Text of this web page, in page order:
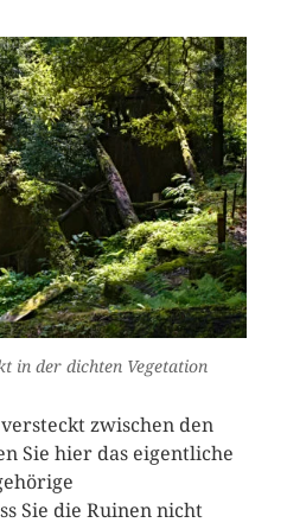
in der dichten Vegetation
zwischen den
Sie hier das eigentliche
Sie die Ruinen nicht